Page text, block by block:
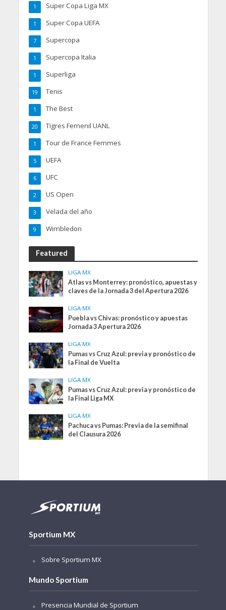
Super Copa Liga MX
1
Super Copa UEFA
1
Supercopa
7
Supercopa Italia
1
Superliga
1
Tenis
19
The Best
1
Tigres Femenil UANL
20
Tour de France Femmes
1
UEFA
5
UFC
6
US Open
2
Velada del año
3
Wimbledon
9
Featured
LIGA MX
Atlas vs Monterrey: pronóstico, apuestas y
claves de la Jornada 3 del Apertura 2026
LIGA MX
Puebla vs Chivas: pronóstico y apuestas
Jornada 3 Apertura 2026
LIGA MX
Pumas vs Cruz Azul: previa y pronóstico de
la Final de Vuelta
LIGA MX
Pumas vs Cruz Azul: previa y pronóstico de
la Final Liga MX
LIGA MX
Pachuca vs Pumas: Previa de la semifinal
del Clausura 2026
Sportium MX
Sobre Sportium MX
Mundo Sportium
Presencia Mundial de Sportium